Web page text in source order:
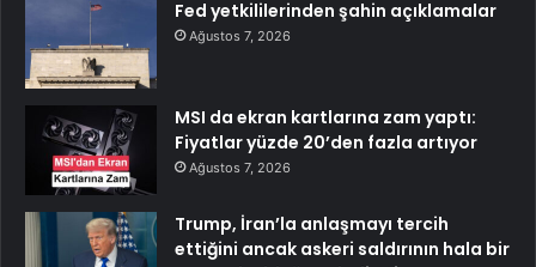
Fed yetkililerinden şahin açıklamalar
Ağustos 7, 2026
MSI da ekran kartlarına zam yaptı:
Fiyatlar yüzde 20’den fazla artıyor
Ağustos 7, 2026
Trump, İran’la anlaşmayı tercih
ettiğini ancak askeri saldırının hala bir